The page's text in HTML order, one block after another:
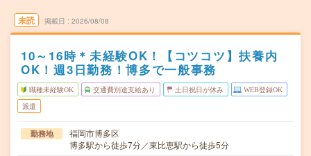
未読 掲載日 2026/08/08
10～16時＊未経験OK！【コツコツ】扶養内
OK！週3日勤務！博多で一般事務
職種未経験OK 交通費別途支給あり 土日祝日が休み WEB登録OK
派遣
勤務地
福岡市博多区
博多駅から徒歩7分／東比恵駅から徒歩5分